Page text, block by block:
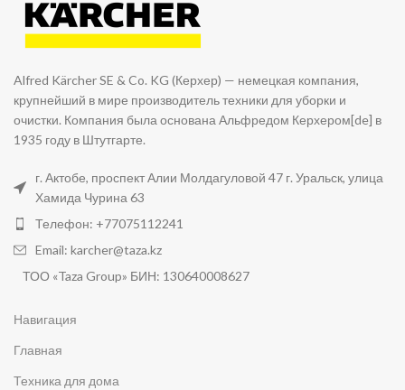
Alfred Kärcher SE & Co. KG (Керхер) — немецкая компания,
крупнейший в мире производитель техники для уборки и
очистки. Компания была основана Альфредом Керхером[de] в
1935 году в Штутгарте.
г. Актобе, проспект Алии Молдагуловой 47 г. Уральск, улица
Хамида Чурина 63
Телефон: +77075112241
Email: karcher@taza.kz
ТОО «Taza Group» БИН: 130640008627
Навигация
Главная
Техника для дома